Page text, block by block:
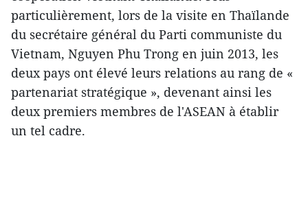
particulièrement, lors de la visite en Thaïlande
du secrétaire général du Parti communiste du
Vietnam, Nguyen Phu Trong en juin 2013, les
deux pays ont élevé leurs relations au rang de «
partenariat stratégique », devenant ainsi les
deux premiers membres de l'ASEAN à établir
un tel cadre.